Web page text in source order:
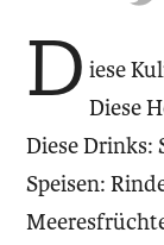
D iese
Diese
Diese Drinks:
Speisen: